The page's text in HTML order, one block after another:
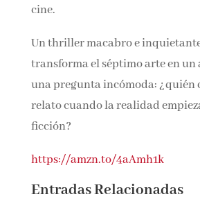
criminal que convierte sus
Un thriller macabro e
transforma el séptimo arte en un
plantea una pregunta
controla el relato cuando la